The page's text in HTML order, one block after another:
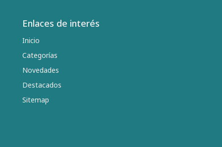
Enlaces de interés
Inicio
Categorías
Novedades
Destacados
Sitemap